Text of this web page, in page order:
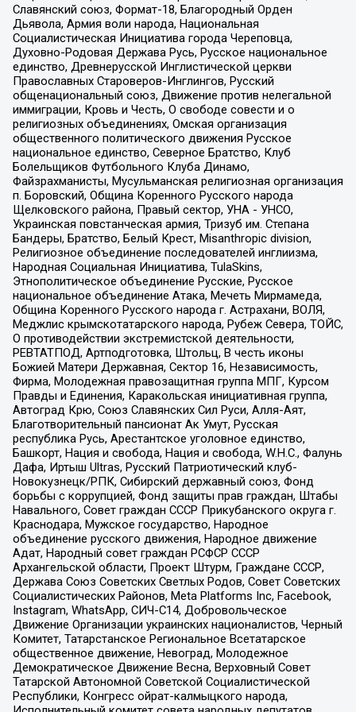
Славянский союз, Формат-18, Благородный Орден
Дьявола, Армия воли народа, Национальная
Социалистическая Инициатива города Череповца,
Духовно-Родовая Держава Русь, Русское национальное
единство, Древнерусской Инглистической церкви
Православных Староверов-Инглингов, Русский
общенациональный союз, Движение против нелегальной
иммиграции, Кровь и Честь, О свободе совести и о
религиозных объединениях, Омская организация
общественного политического движения Русское
национальное единство, Северное Братство, Клуб
Болельщиков Футбольного Клуба Динамо,
Файзрахманисты, Мусульманская религиозная организация
п. Боровский, Община Коренного Русского народа
Щелковского района, Правый сектор, УНА - УНСО,
Украинская повстанческая армия, Тризуб им. Степана
Бандеры, Братство, Белый Крест, Misanthropic division,
Религиозное объединение последователей инглиизма,
Народная Социальная Инициатива, TulaSkins,
Этнополитическое объединение Русские, Русское
национальное объединение Атака, Мечеть Мирмамеда,
Община Коренного Русского народа г. Астрахани, ВОЛЯ,
Меджлис крымскотатарского народа, Рубеж Севера, ТОЙС,
О противодействии экстремистской деятельности,
РЕВТАТПОД, Артподготовка, Штольц, В честь иконы
Божией Матери Державная, Сектор 16, Независимость,
Фирма, Молодежная правозащитная группа МПГ, Курсом
Правды и Единения, Каракольская инициативная группа,
Автоград Крю, Союз Славянских Сил Руси, Алля-Аят,
Благотворительный пансионат Ак Умут, Русская
республика Русь, Арестантское уголовное единство,
Башкорт, Нация и свобода, Нация и свобода, W.H.С., Фалунь
Дафа, Иртыш Ultras, Русский Патриотический клуб-
Новокузнецк/РПК, Сибирский державный союз, Фонд
борьбы с коррупцией, Фонд защиты прав граждан, Штабы
Навального, Совет граждан СССР Прикубанского округа г.
Краснодара, Мужское государство, Народное
объединение русского движения, Народное движение
Адат, Народный совет граждан РСФСР СССР
Архангельской области, Проект Штурм, Граждане СССР,
Держава Союз Советских Светлых Родов, Совет Советских
Социалистических Районов, Meta Platforms Inc, Facebook,
Instagram, WhatsApp, СИЧ-С14, Добровольческое
Движение Организации украинских националистов, Черный
Комитет, Татарстанское Региональное Всетатарское
общественное движение, Невоград, Молодежное
Демократическое Движение Весна, Верховный Совет
Татарской Автономной Советской Социалистической
Республики, Конгресс ойрат-калмыцкого народа,